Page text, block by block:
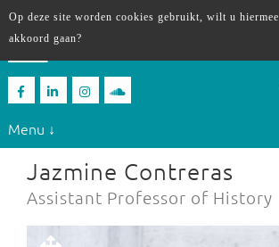
Menu ↓
Jazmine Contreras
Assistant Professor of History
Op deze site worden cookies gebruikt, wilt u hiermee
akkoord gaan?